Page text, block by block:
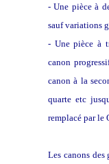
- Une pièce à
sauf variations
- Une pièce à
canon
canon à la
quarte etc
remplacé par le
Les canons